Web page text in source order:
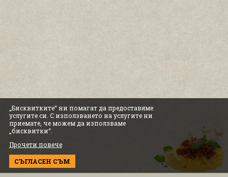
„Бисквитките“ ни помагат да предоставяме
услугите си. С използването на услугите ни
приемате, че можем да използваме
„бисквитки“.
Прочети повече
СЪГЛАСЕН СЪМ